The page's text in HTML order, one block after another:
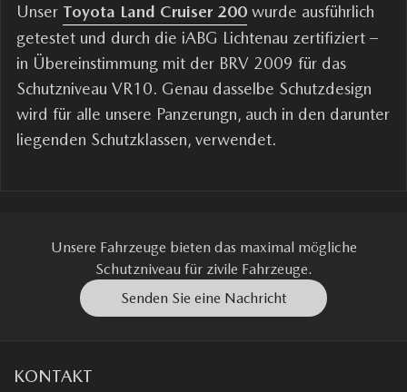
Unser Toyota Land Cruiser 200wurde ausführlich
getestet und durch die iABG Lichtenau zertifiziert –
in Übereinstimmung mit der BRV 2009 für das
Schutzniveau VR10. Genau dasselbe Schutzdesign
wird für alle unsere Panzerungn, auch in den darunter
liegenden Schutzklassen, verwendet.
Unsere Fahrzeuge bieten das maximal mögliche
Schutzniveau für zivile Fahrzeuge.
Senden Sie eine Nachricht
KONTAKT